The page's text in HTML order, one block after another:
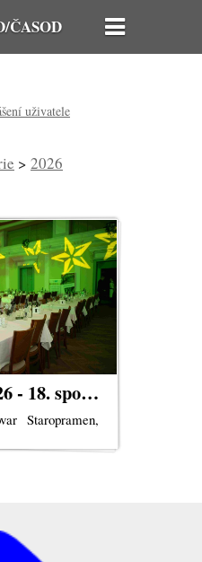
ČASOD
uživatele
> 2026
23. ledna 2026 - 18. společenský večer dělostřelectva
Staropramen,